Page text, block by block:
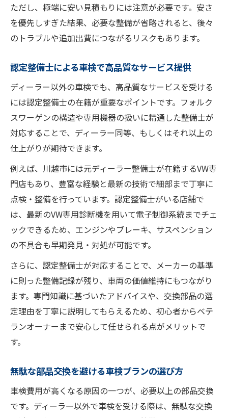
ただし、極端に安い見積もりには注意が必要です。安さ
を優先しすぎた結果、必要な整備が省略されると、後々
のトラブルや追加出費につながるリスクもあります。
認定整備士による車検で高品質なサービス提供
ディーラー以外の車検でも、高品質なサービスを受ける
には認定整備士の在籍が重要なポイントです。フォルク
スワーゲンの構造や専用機器の扱いに精通した整備士が
対応することで、ディーラー同等、もしくはそれ以上の
仕上がりが期待できます。
例えば、川越市には元ディーラー整備士が在籍するVW専
門店もあり、豊富な経験と最新の技術で細部まで丁寧に
点検・整備を行っています。認定整備士がいる店舗で
は、最新のVW専用診断機を用いて電子制御系統までチェ
ックできるため、エンジンやブレーキ、サスペンション
の不具合も早期発見・対処が可能です。
さらに、認定整備士が対応することで、メーカーの基準
に則った整備記録が残り、車両の価値維持にもつながり
ます。専門知識に基づいたアドバイスや、交換部品の選
定理由を丁寧に説明してもらえるため、初心者からベテ
ランオーナーまで安心して任せられる点がメリットで
す。
無駄な部品交換を避ける車検プランの選び方
車検費用が高くなる原因の一つが、必要以上の部品交換
です。ディーラー以外で車検を受ける際は、無駄な交換